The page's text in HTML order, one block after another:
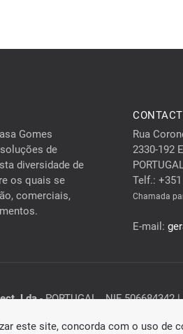
Gomes
de
diversidade de
os quais se
comerciais,
Rua
2330-192
Telf.:
Chamada
E-mail:
Lda- PORTUGAL . NIF 506684342
este site, concorda com o uso de